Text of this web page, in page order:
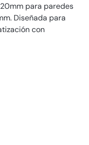
para paredes
Diseñada para
con